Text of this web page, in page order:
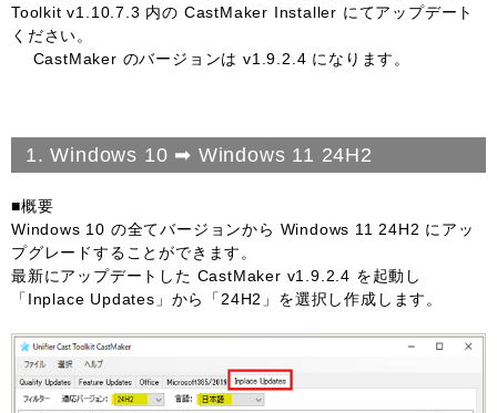
Toolkit v1.10.7.3 内の CastMaker Installer にてアップデート
ください。
CastMaker のバージョンは v1.9.2.4 になります。
1. Windows 10 ➡ Windows 11 24H2
■概要
Windows 10 の全てバージョンから Windows 11 24H2 にアッ
プグレードすることができます。
最新にアップデートした CastMaker v1.9.2.4 を起動し
「Inplace Updates」から「24H2」を選択し作成します。